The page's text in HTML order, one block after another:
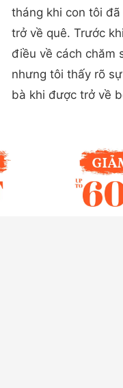
tháng khi con tôi
trở về quê. Trước
điều về cách chăm
nhưng tôi thấy rõ
bà khi được trở về